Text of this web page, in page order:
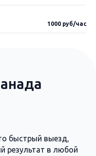
1000 руб/час
быстрый выезд,
результат в любой